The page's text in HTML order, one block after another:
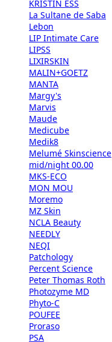
KRISTIN ESS
La Sultane de Saba
Lebon
LIP Intimate Care
LIPSS
LIXIRSKIN
MALIN+GOETZ
MANTA
Margy's
Marvis
Maude
Medicube
Medik8
Melumé Skinscience
mid/night 00.00
MKS-ECO
MON MOU
Moremo
MZ Skin
NCLA Beauty
NEEDLY
NEQI
Patchology
Percent Science
Peter Thomas Roth
Photozyme MD
Phyto-C
POUFEE
Proraso
PSA